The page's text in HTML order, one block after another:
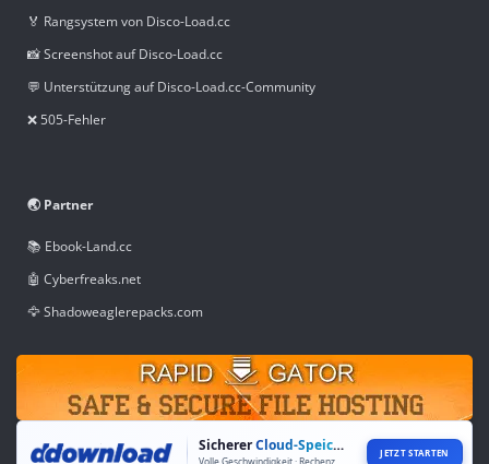
🏅 Rangsystem von Disco-Load.cc
📸 Screenshot auf Disco-Load.cc
💬 Unterstützung auf Disco-Load.cc-Community
❌ 505-Fehler
🌏 Partner
📚 Ebook-Land.cc
🤖 Cyberfreaks.net
🦅 Shadoweaglerepacks.com
SichererCloud-Speicher JETZT STARTEN